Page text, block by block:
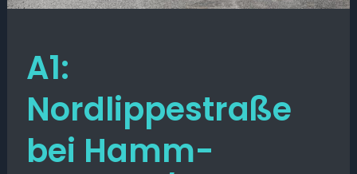
A1:
Nordlippestraße
bei Hamm-